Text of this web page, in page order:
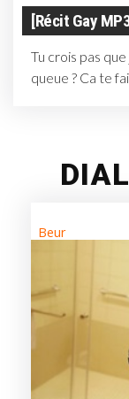
[récit Gay
Tu crois pas
queue ? Ca te